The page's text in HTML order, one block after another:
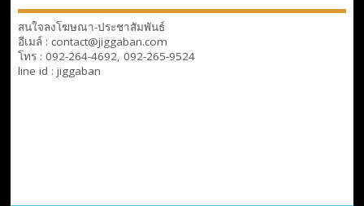
สนใจลงโฆษณา-ประชาสัมพันธ์
อีเมล์ : contact@jiggaban.com
โทร : 092-264-4692, 092-265-9524
line id : jiggaban